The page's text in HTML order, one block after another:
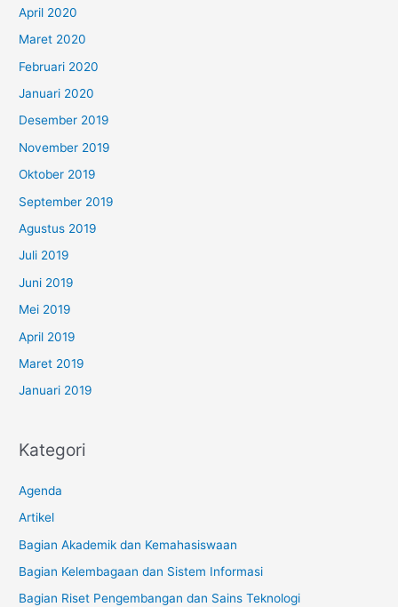
April 2020
Maret 2020
Februari 2020
Januari 2020
Desember 2019
November 2019
Oktober 2019
September 2019
Agustus 2019
Juli 2019
Juni 2019
Mei 2019
April 2019
Maret 2019
Januari 2019
Kategori
Agenda
Artikel
Bagian Akademik dan Kemahasiswaan
Bagian Kelembagaan dan Sistem Informasi
Bagian Riset Pengembangan dan Sains Teknologi